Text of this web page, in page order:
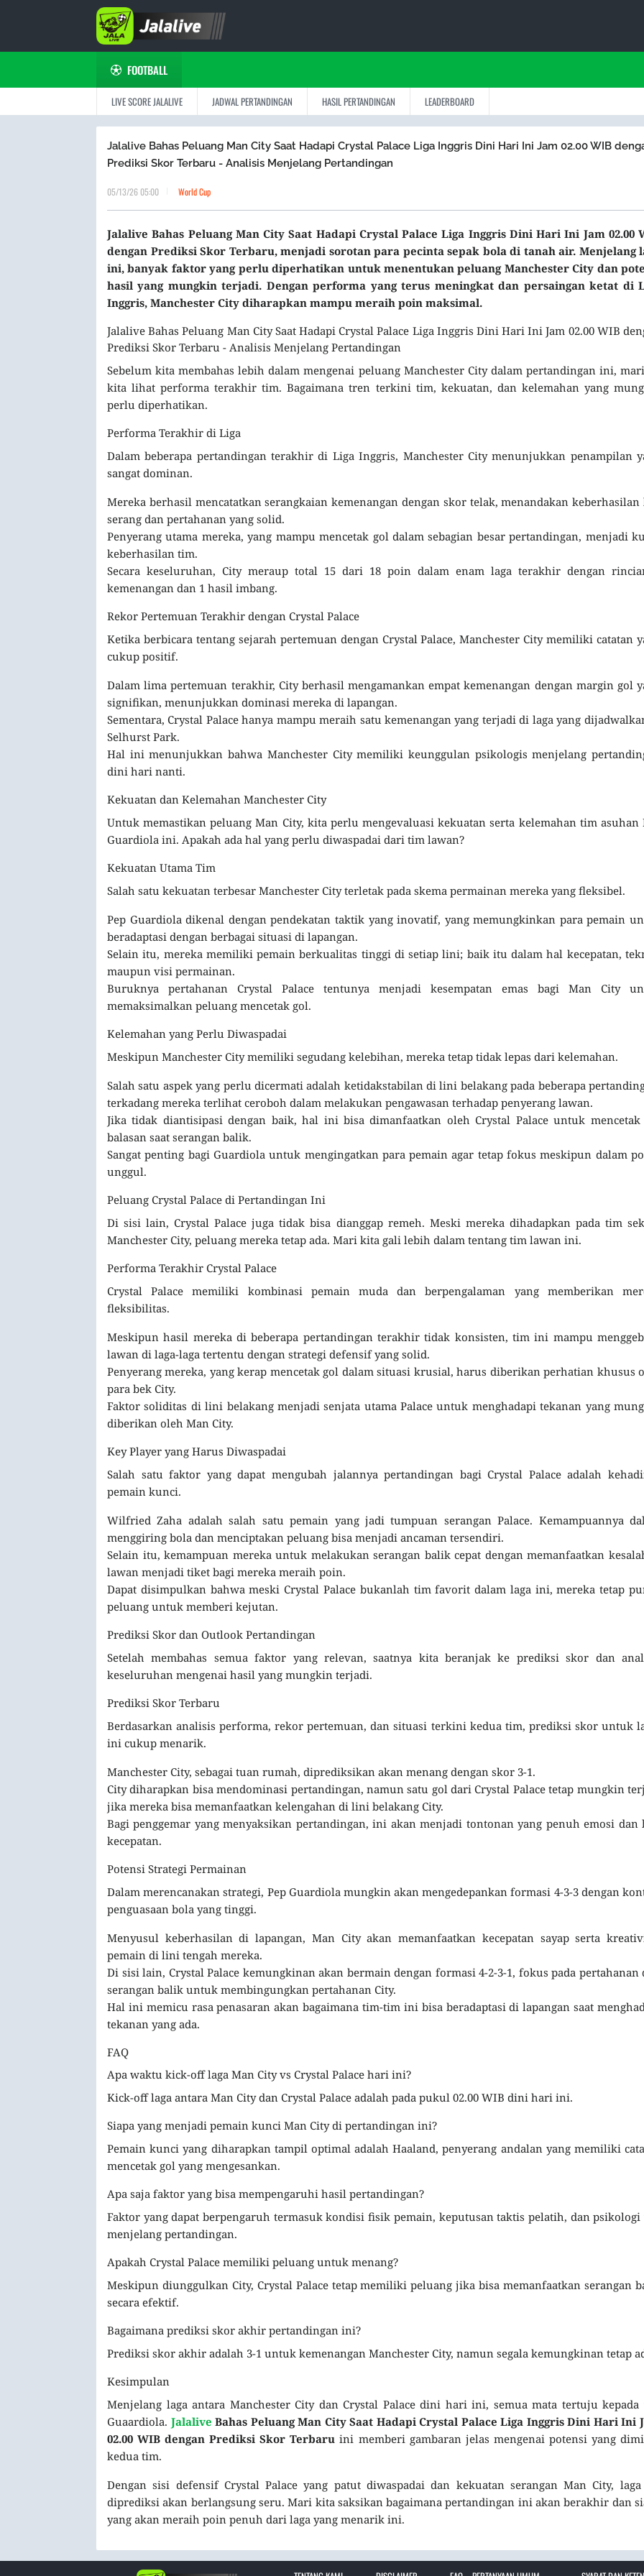
FOOTBALL
LIVE SCORE JALALIVE JADWAL PERTANDINGAN HASIL PERTANDINGAN LEADERBOARD
Jalalive Bahas Peluang Man City Saat Hadapi Crystal Palace Liga Inggris Dini Hari Ini Jam 02.00 WIB
Prediksi Skor Terbaru - Analisis Menjelang Pertandingan
05/13/26 05:00 World Cup
Jalalive Bahas Peluang Man City Saat Hadapi Crystal Palace Liga Inggris Dini Hari Ini Jam 02.00
dengan Prediksi Skor Terbaru, menjadi sorotan para pecinta sepak bola di tanah air. Menjelang
ini, banyak faktor yang perlu diperhatikan untuk menentukan peluang Manchester City dan
hasil yang mungkin terjadi. Dengan performa yang terus meningkat dan persaingan ketat di
Inggris, Manchester City diharapkan mampu meraih poin maksimal.
Jalalive Bahas Peluang Man City Saat Hadapi Crystal Palace Liga Inggris Dini Hari Ini Jam 02.00 WIB
Prediksi Skor Terbaru - Analisis Menjelang Pertandingan
Sebelum kita membahas lebih dalam mengenai peluang Manchester City dalam pertandingan ini,
kita lihat performa terakhir tim. Bagaimana tren terkini tim, kekuatan, dan kelemahan yang
perlu diperhatikan.
Performa Terakhir di Liga
Dalam beberapa pertandingan terakhir di Liga Inggris, Manchester City menunjukkan penampilan
sangat dominan.
Mereka berhasil mencatatkan serangkaian kemenangan dengan skor telak, menandakan
serang dan pertahanan yang solid.
Penyerang utama mereka, yang mampu mencetak gol dalam sebagian besar pertandingan, menjadi
keberhasilan tim.
Secara keseluruhan, City meraup total 15 dari 18 poin dalam enam laga terakhir dengan
kemenangan dan 1 hasil imbang.
Rekor Pertemuan Terakhir dengan Crystal Palace
Ketika berbicara tentang sejarah pertemuan dengan Crystal Palace, Manchester City memiliki catatan
cukup positif.
Dalam lima pertemuan terakhir, City berhasil mengamankan empat kemenangan dengan margin gol
signifikan, menunjukkan dominasi mereka di lapangan.
Sementara, Crystal Palace hanya mampu meraih satu kemenangan yang terjadi di laga yang
Selhurst Park.
Hal ini menunjukkan bahwa Manchester City memiliki keunggulan psikologis menjelang
dini hari nanti.
Kekuatan dan Kelemahan Manchester City
Untuk memastikan peluang Man City, kita perlu mengevaluasi kekuatan serta kelemahan tim asuhan
Guardiola ini. Apakah ada hal yang perlu diwaspadai dari tim lawan?
Kekuatan Utama Tim
Salah satu kekuatan terbesar Manchester City terletak pada skema permainan mereka yang fleksibel.
Pep Guardiola dikenal dengan pendekatan taktik yang inovatif, yang memungkinkan para pemain
beradaptasi dengan berbagai situasi di lapangan.
Selain itu, mereka memiliki pemain berkualitas tinggi di setiap lini; baik itu dalam hal kecepatan,
maupun visi permainan.
Buruknya pertahanan Crystal Palace tentunya menjadi kesempatan emas bagi Man City
memaksimalkan peluang mencetak gol.
Kelemahan yang Perlu Diwaspadai
Meskipun Manchester City memiliki segudang kelebihan, mereka tetap tidak lepas dari kelemahan.
Salah satu aspek yang perlu dicermati adalah ketidakstabilan di lini belakang pada beberapa
terkadang mereka terlihat ceroboh dalam melakukan pengawasan terhadap penyerang lawan.
Jika tidak diantisipasi dengan baik, hal ini bisa dimanfaatkan oleh Crystal Palace untuk mencetak
balasan saat serangan balik.
Sangat penting bagi Guardiola untuk mengingatkan para pemain agar tetap fokus meskipun dalam
unggul.
Peluang Crystal Palace di Pertandingan Ini
Di sisi lain, Crystal Palace juga tidak bisa dianggap remeh. Meski mereka dihadapkan pada tim
Manchester City, peluang mereka tetap ada. Mari kita gali lebih dalam tentang tim lawan ini.
Performa Terakhir Crystal Palace
Crystal Palace memiliki kombinasi pemain muda dan berpengalaman yang memberikan
fleksibilitas.
Meskipun hasil mereka di beberapa pertandingan terakhir tidak konsisten, tim ini mampu
lawan di laga-laga tertentu dengan strategi defensif yang solid.
Penyerang mereka, yang kerap mencetak gol dalam situasi krusial, harus diberikan perhatian khusus
para bek City.
Faktor soliditas di lini belakang menjadi senjata utama Palace untuk menghadapi tekanan yang
diberikan oleh Man City.
Key Player yang Harus Diwaspadai
Salah satu faktor yang dapat mengubah jalannya pertandingan bagi Crystal Palace adalah
pemain kunci.
Wilfried Zaha adalah salah satu pemain yang jadi tumpuan serangan Palace. Kemampuannya
menggiring bola dan menciptakan peluang bisa menjadi ancaman tersendiri.
Selain itu, kemampuan mereka untuk melakukan serangan balik cepat dengan memanfaatkan
lawan menjadi tiket bagi mereka meraih poin.
Dapat disimpulkan bahwa meski Crystal Palace bukanlah tim favorit dalam laga ini, mereka tetap
peluang untuk memberi kejutan.
Prediksi Skor dan Outlook Pertandingan
Setelah membahas semua faktor yang relevan, saatnya kita beranjak ke prediksi skor dan
keseluruhan mengenai hasil yang mungkin terjadi.
Prediksi Skor Terbaru
Berdasarkan analisis performa, rekor pertemuan, dan situasi terkini kedua tim, prediksi skor untuk
ini cukup menarik.
Manchester City, sebagai tuan rumah, diprediksikan akan menang dengan skor 3-1.
City diharapkan bisa mendominasi pertandingan, namun satu gol dari Crystal Palace tetap mungkin
jika mereka bisa memanfaatkan kelengahan di lini belakang City.
Bagi penggemar yang menyaksikan pertandingan, ini akan menjadi tontonan yang penuh emosi dan
kecepatan.
Potensi Strategi Permainan
Dalam merencanakan strategi, Pep Guardiola mungkin akan mengedepankan formasi 4-3-3 dengan
penguasaan bola yang tinggi.
Menyusul keberhasilan di lapangan, Man City akan memanfaatkan kecepatan sayap serta
pemain di lini tengah mereka.
Di sisi lain, Crystal Palace kemungkinan akan bermain dengan formasi 4-2-3-1, fokus pada pertahanan
serangan balik untuk membingungkan pertahanan City.
Hal ini memicu rasa penasaran akan bagaimana tim-tim ini bisa beradaptasi di lapangan saat
tekanan yang ada.
FAQ
Apa waktu kick-off laga Man City vs Crystal Palace hari ini?
Kick-off laga antara Man City dan Crystal Palace adalah pada pukul 02.00 WIB dini hari ini.
Siapa yang menjadi pemain kunci Man City di pertandingan ini?
Pemain kunci yang diharapkan tampil optimal adalah Haaland, penyerang andalan yang memiliki
mencetak gol yang mengesankan.
Apa saja faktor yang bisa mempengaruhi hasil pertandingan?
Faktor yang dapat berpengaruh termasuk kondisi fisik pemain, keputusan taktis pelatih, dan psikologi
menjelang pertandingan.
Apakah Crystal Palace memiliki peluang untuk menang?
Meskipun diunggulkan City, Crystal Palace tetap memiliki peluang jika bisa memanfaatkan serangan
secara efektif.
Bagaimana prediksi skor akhir pertandingan ini?
Prediksi skor akhir adalah 3-1 untuk kemenangan Manchester City, namun segala kemungkinan tetap
Kesimpulan
Menjelang laga antara Manchester City dan Crystal Palace dini hari ini, semua mata tertuju kepada
Guaardiola. Jalalive Bahas Peluang Man City Saat Hadapi Crystal Palace Liga Inggris Dini Hari Ini
02.00 WIB dengan Prediksi Skor Terbaru ini memberi gambaran jelas mengenai potensi yang
kedua tim.
Dengan sisi defensif Crystal Palace yang patut diwaspadai dan kekuatan serangan Man City,
diprediksi akan berlangsung seru. Mari kita saksikan bagaimana pertandingan ini akan berakhir dan
yang akan meraih poin penuh dari laga yang menarik ini.